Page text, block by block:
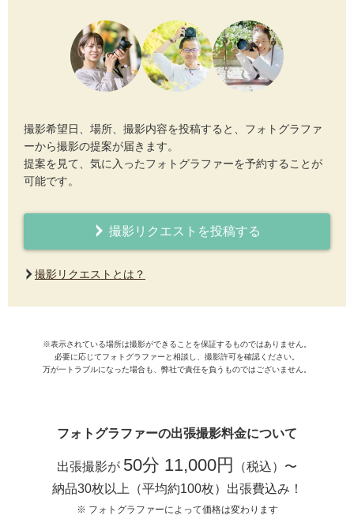
撮影希望日、場所、撮影内容を投稿すると、フォトグラファ
ーから撮影の提案が届きます。
提案を見て、気に入ったフォトグラファーを予約することが
可能です。
撮影リクエストを投稿する
撮影リクエストとは？
※表示されている場所は撮影ができることを保証するものではありません。
必要に応じてフォトグラファーと相談し、撮影許可を確認ください。
万が一トラブルになった場合も、弊社で責任を負うものではございません。
フォトグラファーの出張撮影料金について
出張撮影が 50分 11,000円
（税込）〜
納品30枚以上（平均約100枚）出張費込み！
※ フォトグラファーによって価格は変わります